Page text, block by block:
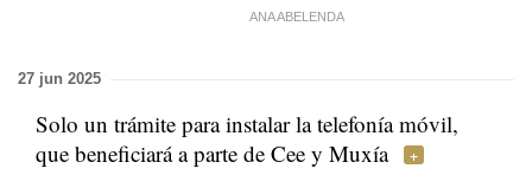
ANA ABELENDA
27 jun 2025
Solo un trámite para instalar la telefonía móvil,
que beneficiará a parte de Cee y Muxía